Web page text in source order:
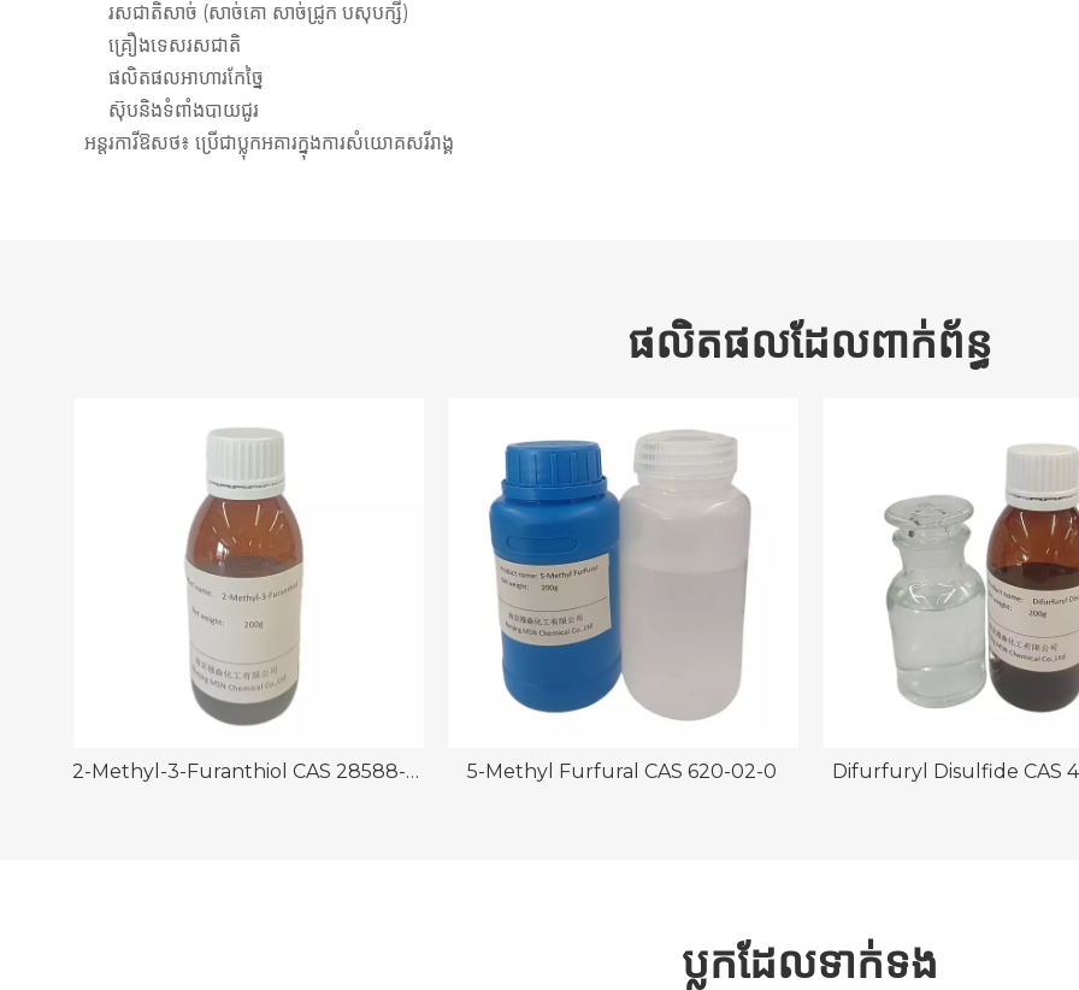
រសជាតិសាច់ (សាច់គោ សាច់ជ្រូក បសុបក្សី)
គ្រឿងទេសរសជាតិ
ផលិតផលអាហារកែច្នៃ
ស៊ុបនិងទំពាំងបាយជូរ
អន្តរការីឱសថ៖ ប្រើជាប្លុកអគារក្នុងការសំយោគសរីរាង្គ
ផលិតផលដែលពាក់ព័ន្ធ
2-Methyl-3-Furanthiol CAS 28588-74-1 5-Methyl Furfural CAS 620-02-0 Difurfuryl Disulfide CAS
ប្លុកដែលទាក់ទង